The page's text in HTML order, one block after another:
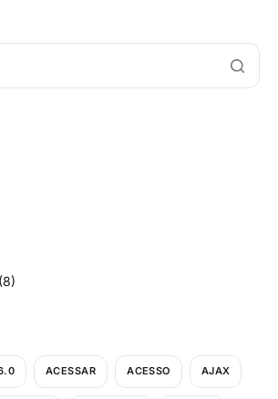
(8)
ACESSAR ACESSO AJAX